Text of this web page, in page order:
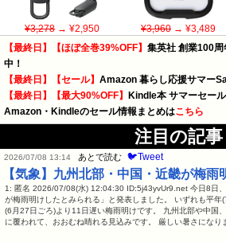
¥3,278→ ¥2,950 ¥3,960→ ¥3,489
【最終日】【ほぼ全巻39%OFF】 集英社 創業100
中！
【最終日】【セール】 Amazon 暮らし応援サマー
【最終日】【最大90%OFF】 Kindle本 サマーセー
Amazon・Kindleのセール情報まとめはこちら
注目の記事
2026/07/08 13:14 あとで読む 🐦Tweet
【気象】九州北部・中国・近畿が梅雨
1: 匿名 2026/07/08(水) 12:04:30 ID:5j43yvUr9.net 今日8日
が梅雨明けしたとみられる」と発表しました。 いずれも平
(6月27日ごろ)より11日遅い梅雨明けです。 九州北部や中国
に覆われて、おおむね晴れる見込みです。 厳しい暑さになり